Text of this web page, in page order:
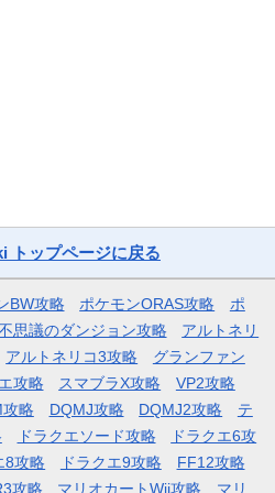
トップページに戻る
BW攻略 ポケモンORAS攻略
ポ
思議のダンジョン攻略
アルトネリ
アルトネリコ3攻略
グランファン
攻略 スマブラX攻略
VP2攻略
略
DQMJ攻略 DQMJ2攻略
テ
ドラクエソード攻略
ドラクエ6攻
8攻略 ドラクエ9攻略
FF12攻略
攻略 マリオカートWii攻略 マリ